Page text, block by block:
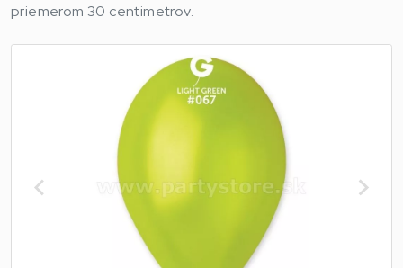
priemerom 30 centimetrov.